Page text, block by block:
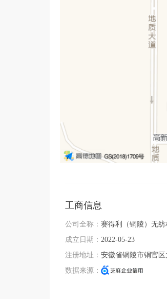
签，意味着赛得利纤维素纤维
获得 ISO 9001 和 ISO 14001
工商信息
公司全称： 赛得利（铜陵）无纺
成立日期： 2022-05-23
注册地址： 安徽省铜陵市铜官区
数据来源：